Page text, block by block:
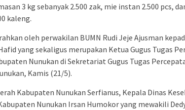
3 kg sebanyak 2.500 zak, mie instan 2.500 pcs,
kaleng.
oleh perwakilan BUMN Rudi Jeje Ajusman
yang sekaligus merupakan Ketua Gugus Tugas
Nunukan di Sekretariat Gugus Tugas
Kamis (21/5).
Kabupaten Nunukan Serfianus, Kepala Dinas
Nunukan Irsan Humokor yang mewakili